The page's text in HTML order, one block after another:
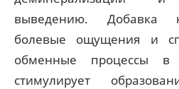
выведению. Добавка
болевые ощущения и
обменные процессы в
стимулирует